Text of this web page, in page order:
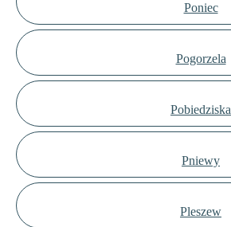
Poniec
Pogorzela
Pobiedziska
Pniewy
Pleszew